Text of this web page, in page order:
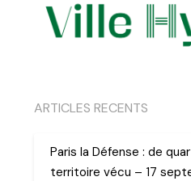
ARTICLES RECENTS
Paris la Défense : de
territoire vécu – 17